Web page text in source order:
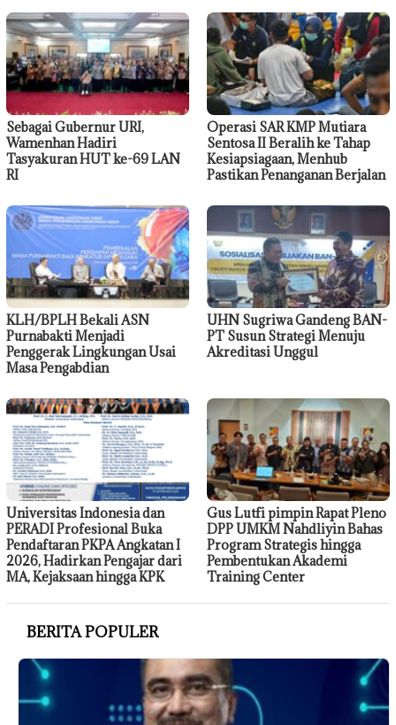
Sebagai Gubernur URI,
Wamenhan Hadiri
Tasyakuran HUT ke-69 LAN
RI
Operasi SAR KMP Mutiara
Sentosa II Beralih ke Tahap
Kesiapsiagaan, Menhub
Pastikan Penanganan Berjalan
KLH/BPLH Bekali ASN
Purnabakti Menjadi
Penggerak Lingkungan Usai
Masa Pengabdian
UHN Sugriwa Gandeng BAN-
PT Susun Strategi Menuju
Akreditasi Unggul
Universitas Indonesia dan
PERADI Profesional Buka
Pendaftaran PKPA Angkatan I
2026, Hadirkan Pengajar dari
MA, Kejaksaan hingga KPK
Gus Lutfi pimpin Rapat Pleno
DPP UMKM Nahdliyin Bahas
Program Strategis hingga
Pembentukan Akademi
Training Center
BERITA POPULER